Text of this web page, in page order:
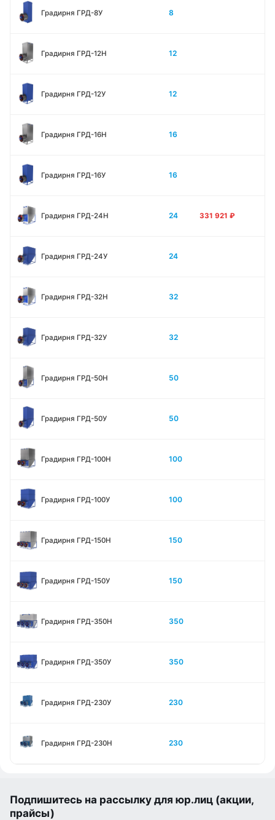
Градирня ГРД-8У 8
Градирня ГРД-12H 12
Градирня ГРД-12У 12
Градирня ГРД-16Н 16
Градирня ГРД-16У 16
Градирня ГРД-24Н 24 331 921 ₽
Градирня ГРД-24У 24
Градирня ГРД-32Н 32
Градирня ГРД-32У 32
Градирня ГРД-50Н 50
Градирня ГРД-50У 50
Градирня ГРД-100Н 100
Градирня ГРД-100У 100
Градирня ГРД-150Н 150
Градирня ГРД-150У 150
Градирня ГРД-350Н 350
Градирня ГРД-350У 350
Градирня ГРД-230У 230
Градирня ГРД-230Н 230
Подпишитесь на рассылку для юр.лиц (акции,
прайсы)